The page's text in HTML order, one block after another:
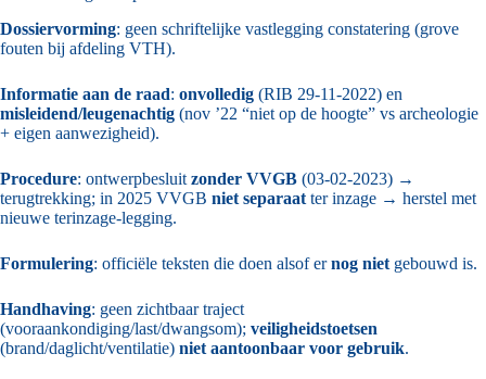
Dossiervorming: geen schriftelijke vastlegging constatering (grove
fouten bij afdeling VTH).
Informatie aan de raad: onvolledig (RIB 29-11-2022) en
misleidend/leugenachtig (nov ’22 “niet op de hoogte” vs archeologie
+ eigen aanwezigheid).
Procedure: ontwerpbesluit zonder VVGB (03-02-2023) →
terugtrekking; in 2025 VVGB niet separaat ter inzage → herstel met
nieuwe terinzage-legging.
Formulering: officiële teksten die doen alsof ernog niet gebouwd is.
Handhaving: geen zichtbaar traject
(vooraankondiging/last/dwangsom); veiligheidstoetsen
(brand/daglicht/ventilatie) niet aantoonbaar voor gebruik.